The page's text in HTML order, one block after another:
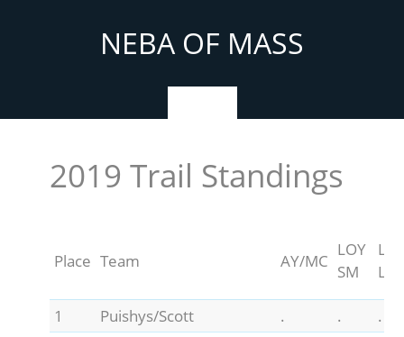
NEBA OF MASS
2019 Trail Standings
Place Team AY/MC
LOY
SM
LM
1 Puishys/Scott . .
.